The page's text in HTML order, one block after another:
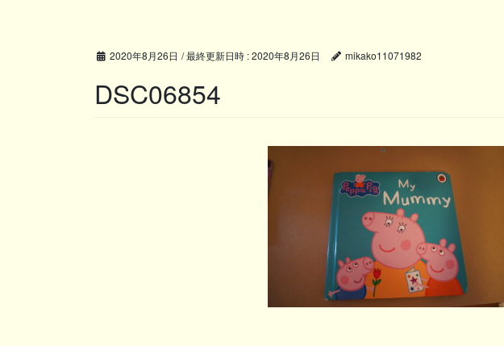
2020年8月26日 / 最終更新日時 :2020年8月26日 mikako11071982
DSC06854